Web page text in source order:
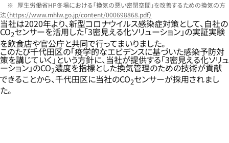
厚生労働省HP冬場における「換気の悪い密閉空間」を改善するための換気の方
法（https://www.mhlw.go.jp/content/000698868.pdf）
当社は2020年より、新型コロナウイルス感染症対策として、自社の
CO2センサーを活用した「3密見える化ソリューション」の実証実験
を飲食店や官公庁と共同で行ってまいりました。
このたび千代田区の「疫学的なエビデンスに基づいた感染予防対
策を講じていく」という方針に、当社が提供する「3密見える化ソリュ
ーション」のCO2濃度を指標とした換気管理のための技術が貢献
できることから、千代田区に当社のCO2センサーが採用されまし
た。